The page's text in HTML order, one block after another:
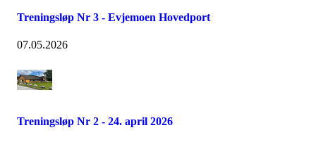
Treningsløp Nr 3 - Evjemoen Hovedport
07.05.2026
Treningsløp Nr 2 - 24. april 2026